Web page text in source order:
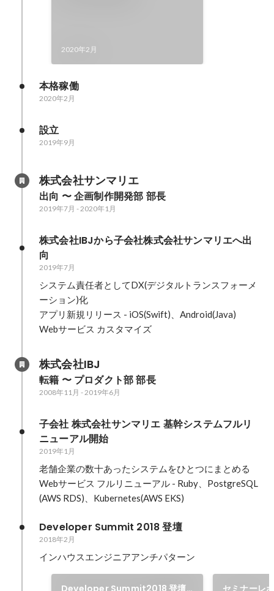
2020年2月
本格稼働
2020年2月
設立
2019年9月
株式会社サンマリエ
出向 〜 企画制作開発部 部長
2019年7月 - 2020年1月
株式会社IBJから子会社株式会社サンマリエへ出
向
2019年7月
システム責任者としてDX(デジタルトランスフォーメ
ーション)化
アプリ新規リリース - iOS(Swift)、Android(Java)
Webサービス カスタマイズ
株式会社IBJ
転籍 〜 プロダクト部 部長
2008年11月 - 2019年6月
子会社 株式会社サンマリエ 基幹システムフルリ
ニューアル開始
2019年1月
老舗企業の数十あったシステムをひとつにまとめる
Webサービス フルリニューアル - Ruby、PostgreSQL
(AWS RDS)、Kubernetes(AWS EKS)
Developer Summit 2018 登壇
2018年2月
インハウスエンジニアアンチパターン
Developer Summit2018 登壇 セミナーレ